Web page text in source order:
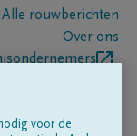
Alle rouwberichten
Over ons
voor de